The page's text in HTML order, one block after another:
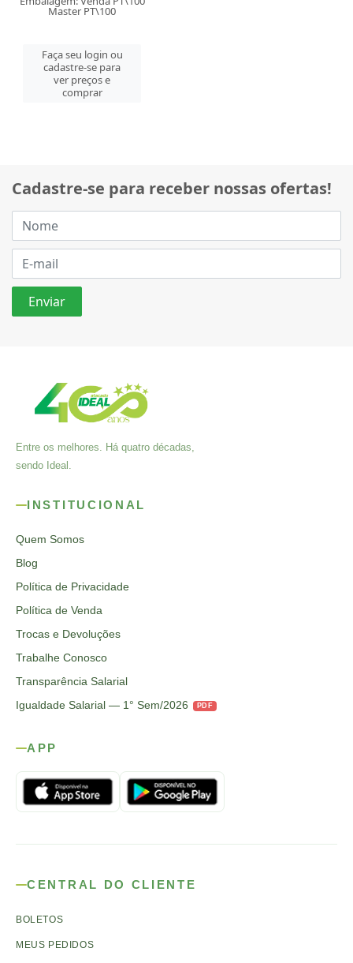
Master PT\100
Faça seu login ou
cadastre-se para
ver preços e
comprar
Cadastre-se para receber nossas ofertas!
Entre os melhores. Há quatro décadas,
sendo Ideal.
INSTITUCIONAL
Quem Somos
Blog
Política de Privacidade
Política de Venda
Trocas e Devoluções
Trabalhe Conosco
Transparência Salarial
Igualdade Salarial — 1° Sem/2026
PDF
APP
CENTRAL DO CLIENTE
BOLETOS
MEUS PEDIDOS